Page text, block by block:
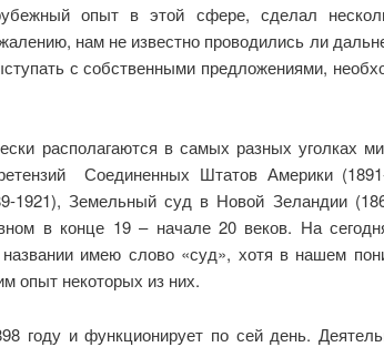
опыт в этой сфере, сделал
нам не известно проводились ли
с собственными предложениями,
располагаются в самых разных уголках
Соединенных Штатов Америки
1921), Земельный суд в Новой Зеландии
в конце 19 – начале 20 веков. На
имею слово «суд», хотя в нашем
опыт некоторых из них.
году и функционирует по сей день.